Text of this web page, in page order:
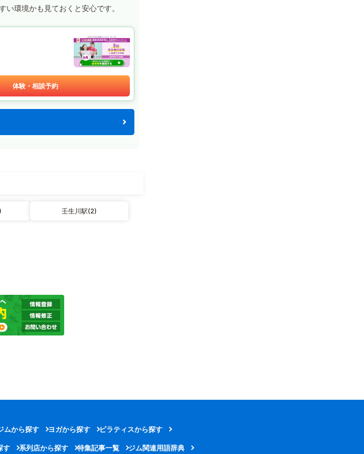
環境かも見ておくと安心です。
体験・相談予約
壬生川駅(2)
ムから探す ヨガから探す ピラティスから探す
す 系列店から探す 特集記事一覧 ジム関連用語辞典